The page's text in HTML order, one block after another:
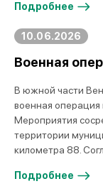
Подробнее
10.06.2026
Военная
В южной части
военная операция
Мероприятия
территории
километра 88.
Подробнее